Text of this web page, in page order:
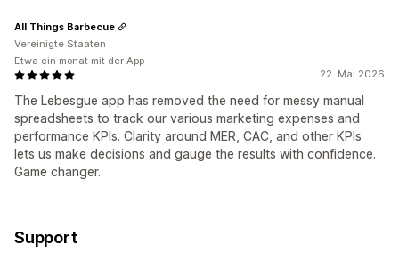
22. Mai 2026
The Lebesgue app has removed the need for messy manual
spreadsheets to track our various marketing expenses and
performance KPIs. Clarity around MER, CAC, and other KPIs
lets us make decisions and gauge the results with confidence.
Game changer.
All Things Barbecue
Vereinigte Staaten
Etwa ein monat mit der App
Support